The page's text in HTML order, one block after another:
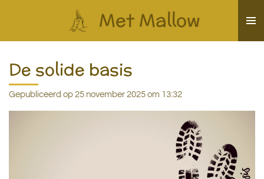
naar
hoofdinhoud
Met Mallow
De solide basis
Gepubliceerd op 25 november 2025 om 13:32